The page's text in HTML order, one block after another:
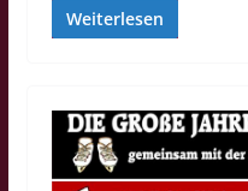
Weiterlesen